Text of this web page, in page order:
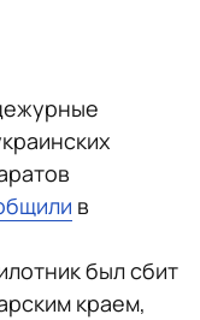
в
был сбит
краем,